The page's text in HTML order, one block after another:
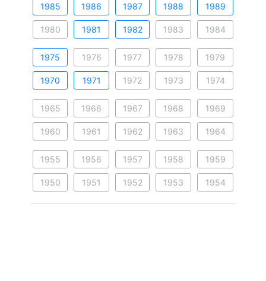
1985 1986 1987 1988 1989
1980 1981 1982 1983 1984
1975 1976 1977 1978 1979
1970 1971 1972 1973 1974
1965 1966 1967 1968 1969
1960 1961 1962 1963 1964
1955 1956 1957 1958 1959
1950 1951 1952 1953 1954